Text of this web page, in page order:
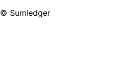
© Sumledger